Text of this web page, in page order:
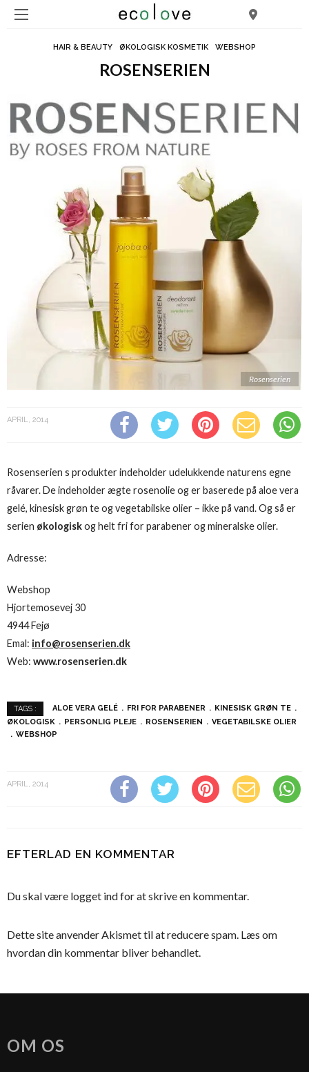
HAIR & BEAUTY ØKOLOGISK KOSMETIK WEBSHOP
ROSENSERIEN
Rosenserien
APRIL, 2014
Rosenserien s produkter indeholder udelukkende naturens egne
råvarer. De indeholder ægte rosenolie og er baserede på aloe vera
gelé, kinesisk grøn te og vegetabilske olier – ikke på vand. Og så er
serien økologiskog helt fri for parabener og mineralske olier.
Adresse:
Webshop
Hjortemosevej 30
4944 Fejø
Emal: info@rosenserien.dk
Web: www.rosenserien.dk
TAGS : ALOE VERA GELÉ FRI FOR PARABENER
KINESISK GRØN TE
ØKOLOGISK
PERSONLIG PLEJE ROSENSERIEN
VEGETABILSKE OLIER
WEBSHOP
APRIL, 2014
EFTERLAD EN KOMMENTAR
Du skal være logget indfor at skrive en kommentar.
Dette site anvender Akismet til at reducere spam. Læs om
hvordan din kommentar bliver behandlet.
OM OS